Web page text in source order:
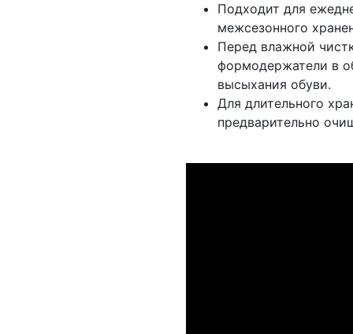
Подходит для
межсезонного
Перед влажной
формодержатели в
высыхания обуви.
Для длительного
предварительно